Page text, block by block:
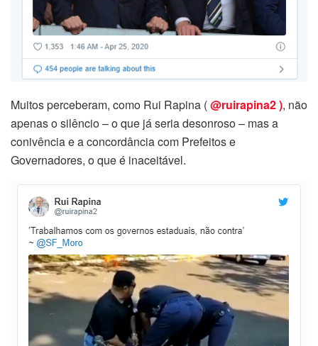
Muitos perceberam, como Rui Rapina (@ruirapina2 ), não
apenas o silêncio – o que já seria desonroso – mas a
conivência e a concordância com Prefeitos e
Governadores, o que é inaceitável.